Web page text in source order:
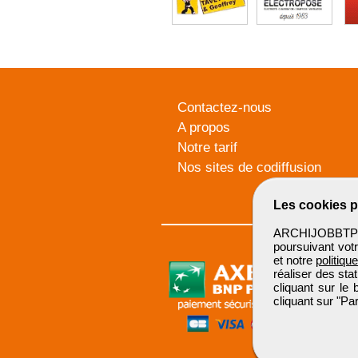
Les cookies
poursuivant
et notre
réaliser des
cliquant sur le
cliquant sur
Contactez-nous
A propos
Notre tarif
Nos sites de codiffusion